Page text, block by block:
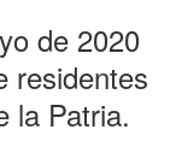
de 2020
residentes
la Patria.